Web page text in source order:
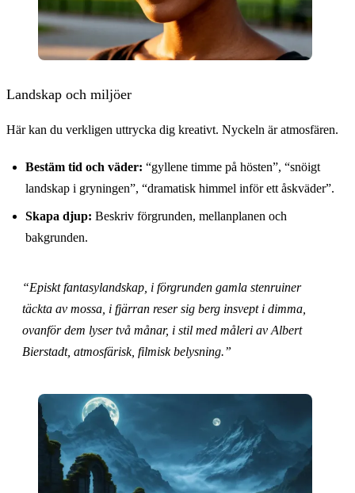
Landskap och miljöer
Här kan du verkligen uttrycka dig kreativt. Nyckeln är atmosfären.
Bestäm tid och väder: “gyllene timme på hösten”, “snöigt
landskap i gryningen”, “dramatisk himmel inför ett åskväder”.
Skapa djup: Beskriv förgrunden, mellanplanen och
bakgrunden.
“Episkt fantasylandskap, i förgrunden gamla stenruiner
täckta av mossa, i fjärran reser sig berg insvept i dimma,
ovanför dem lyser två månar, i stil med måleri av Albert
Bierstadt, atmosfärisk, filmisk belysning.”